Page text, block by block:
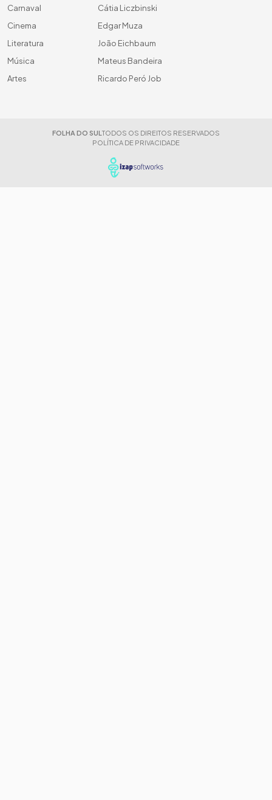
Carnaval
Cinema
Literatura
Música
Artes
Cátia Liczbinski
Edgar Muza
João Eichbaum
Mateus Bandeira
Ricardo Peró Job
FOLHA DO SUL TODOS OS DIREITOS RESERVADOS
POLÍTICA DE PRIVACIDADE